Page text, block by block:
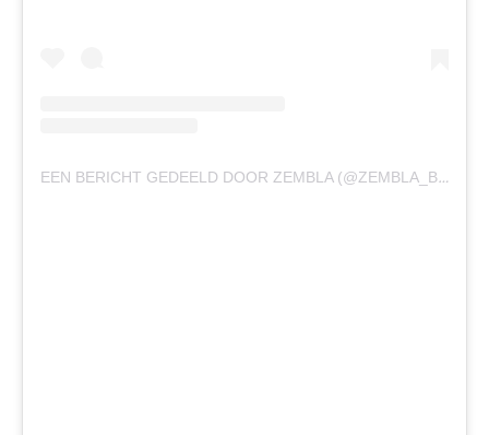
EEN BERICHT GEDEELD DOOR ZEMBLA (@ZEMBLA_BNNVARA)